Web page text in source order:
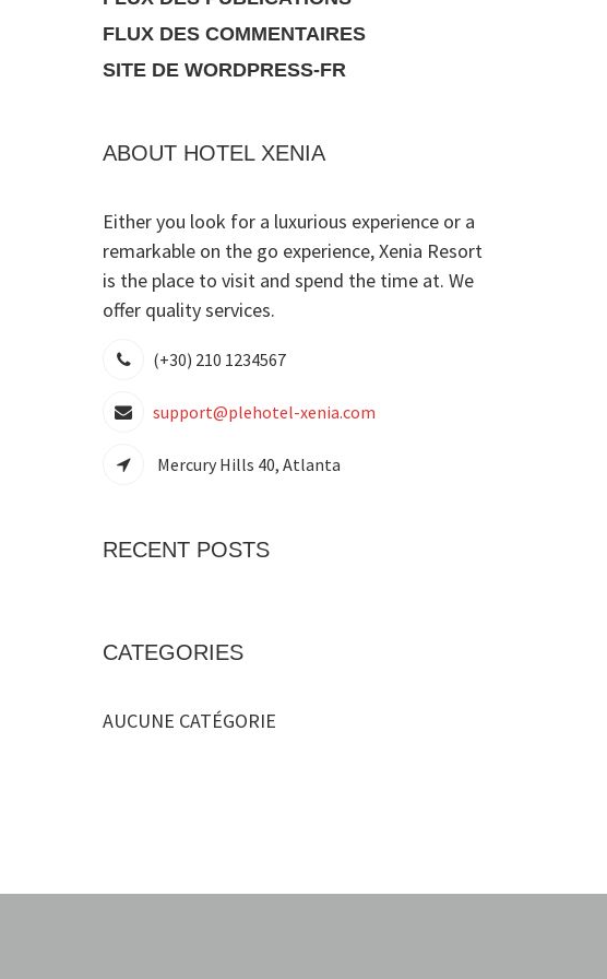
FLUX DES COMMENTAIRES
SITE DE WORDPRESS-FR
ABOUT HOTEL XENIA
Either you look for a luxurious experience or a
remarkable on the go experience, Xenia Resort
is the place to visit and spend the time at. We
offer quality services.
(+30) 210 1234567
support@plehotel-xenia.com
Mercury Hills 40, Atlanta
RECENT POSTS
CATEGORIES
AUCUNE CATÉGORIE